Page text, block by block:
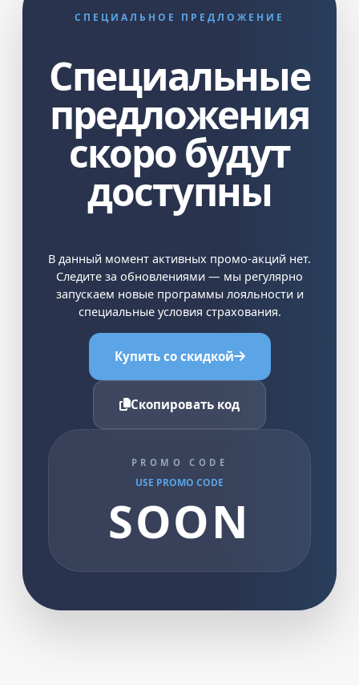
СПЕЦИАЛЬНОЕ ПРЕДЛОЖЕНИЕ
Специальные
предложения
скоро будут
доступны
В данный момент активных промо-акций нет.
Следите за обновлениями — мы регулярно
запускаем новые программы лояльности и
специальные условия страхования.
Купить со скидкой
Скопировать код
PROMO CODE
USE PROMO CODE
SOON